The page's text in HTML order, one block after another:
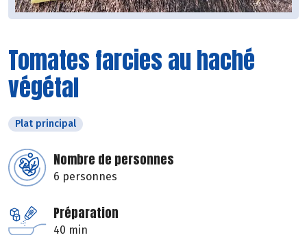
Tomates farcies au haché
végétal
Plat principal
Nombre de personnes
6 personnes
Préparation
40 min